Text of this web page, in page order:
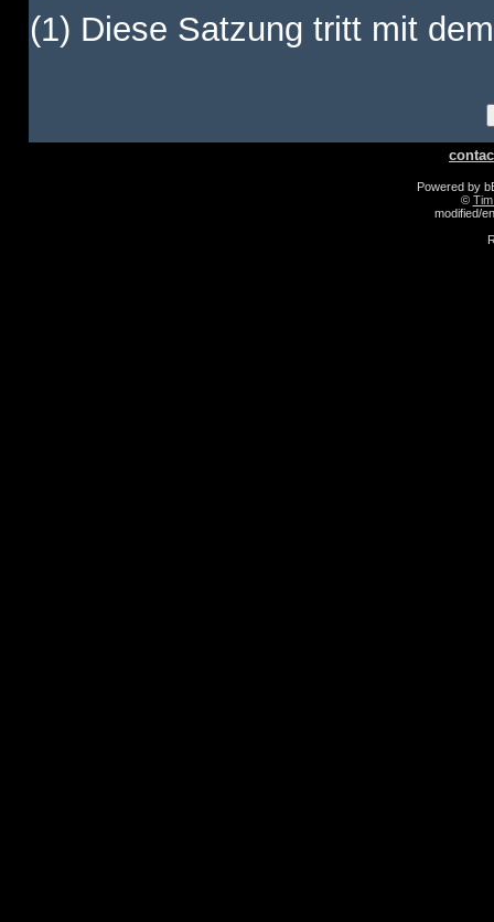
(1) Diese Satzung tritt mit
Powered by
©
modified/